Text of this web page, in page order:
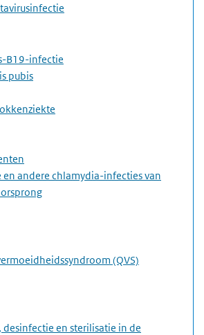
B19-infectie
pubis
en andere chlamydia-infecties van
(QVS)
desinfectie en sterilisatie in de